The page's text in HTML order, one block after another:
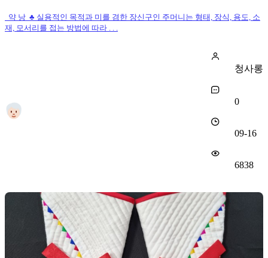
약 낭 ♣ 실용적인 목적과 미를 겸한 장신구인 주머니는 형태, 장식, 용도, 소
청사롱
0
09-16
6838